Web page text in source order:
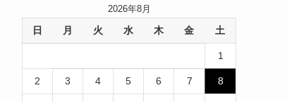
2026年8月
日 月 火 水 木 金 土
1
2 3 4 5 6 7 8